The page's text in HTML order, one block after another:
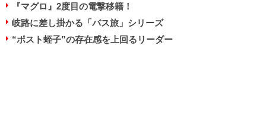
『マグロ』2度目の電撃移籍！
岐路に差し掛かる「バス旅」シリーズ
“ポスト蛭子”の存在感を上回るリーダー